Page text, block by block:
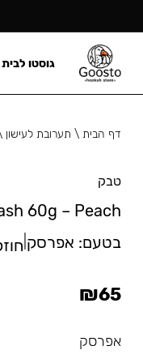
דף הבית\ תערובת לעישון
טבק
60g – Peach
בטעם: אפרסק
₪65
אפרסק
גוסטו לבית